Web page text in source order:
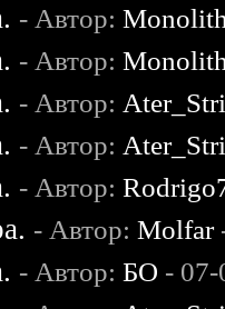
- Автор:
- Автор:
- Автор:
- Автор:
- Автор:
- Автор:Molfar
- Автор: БО -